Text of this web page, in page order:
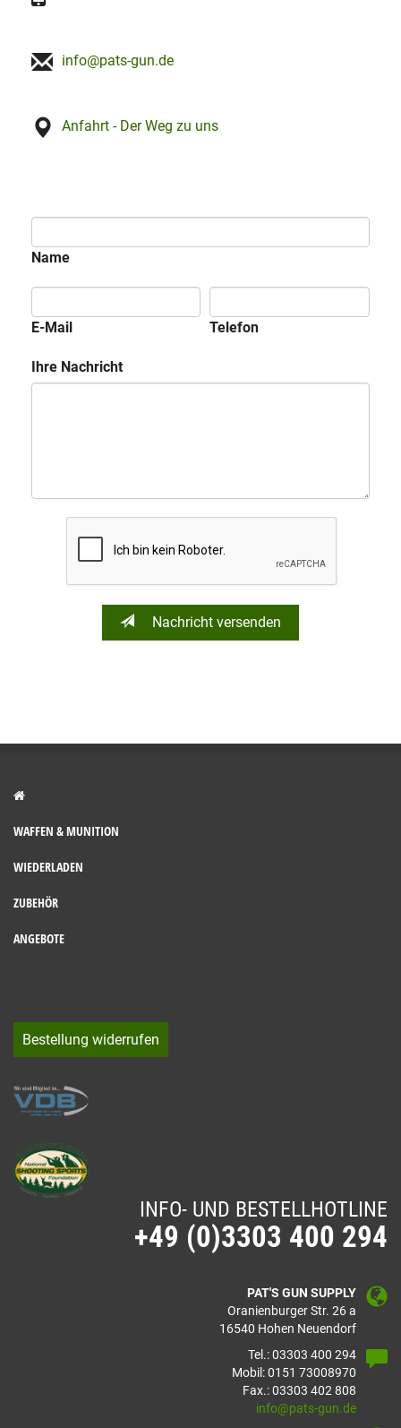
info@pats-gun.de
Anfahrt - Der Weg zu uns
Name
E-Mail Telefon
Ihre Nachricht
Nachricht versenden
WAFFEN & MUNITION
WIEDERLADEN
ZUBEHÖR
ANGEBOTE
Bestellung widerrufen
INFO- UND BESTELLHOTLINE
+49 (0)3303 400 294
PAT'S GUN SUPPLY
Oranienburger Str. 26 a
16540 Hohen Neuendorf
Tel.: 03303 400 294
Mobil: 0151 73008970
Fax.: 03303 402 808
info@pats-gun.de